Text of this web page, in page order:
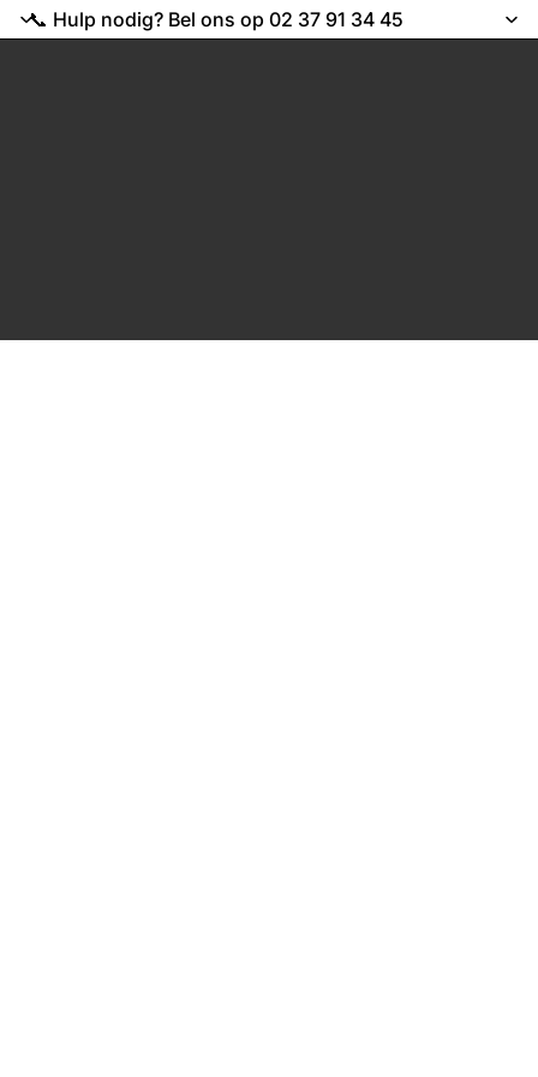
📞 Hulp nodig? Bel ons op 02 37 91 34 45